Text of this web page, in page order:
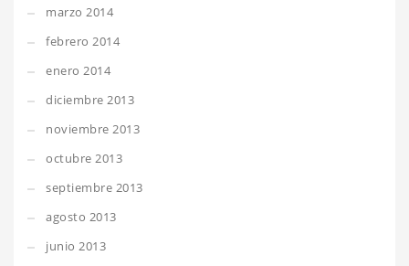
marzo 2014
febrero 2014
enero 2014
diciembre 2013
noviembre 2013
octubre 2013
septiembre 2013
agosto 2013
junio 2013